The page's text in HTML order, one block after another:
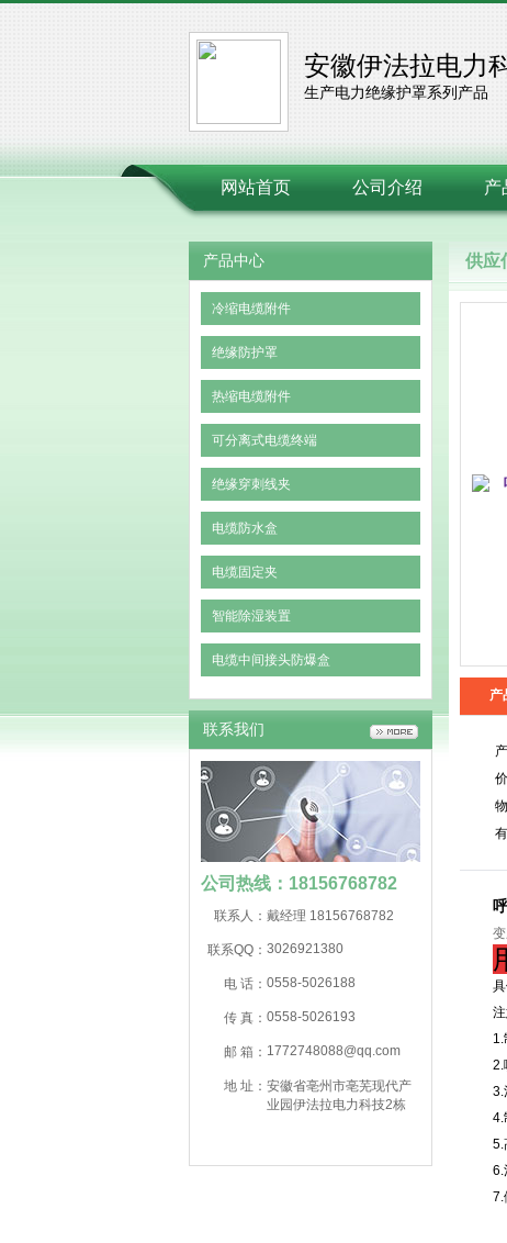
安徽伊法拉电力
生产电力绝缘护罩系列产品
网站首页 公司介绍 产
产品中心
冷缩电缆附件
绝缘防护罩
热缩电缆附件
可分离式电缆终端
绝缘穿刺线夹
电缆防水盒
电缆固定夹
智能除湿装置
电缆中间接头防爆盒
联系我们
公司热线：18156768782
联系人： 戴经理 18156768782
联系QQ： 3026921380
电 话： 0558-5026188
传 真： 0558-5026193
邮 箱： 1772748088@qq.com
地 址： 安徽省亳州市亳芜现代产
业园伊法拉电力科技2栋
供应
产
1.
2.
3.
4.
5.
6.
7.